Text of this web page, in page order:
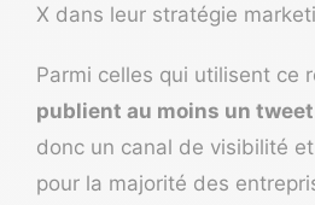
X dans leur stratégie
Parmi celles qui utilisent ce
publient au moins un
donc un canal de visibilité
pour la majorité des